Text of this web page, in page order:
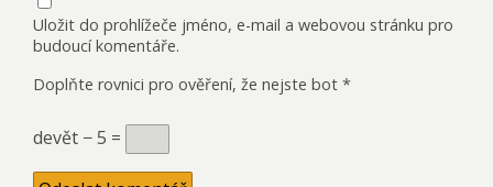
Uložit do prohlížeče jméno, e-mail a webovou stránku pro
budoucí komentáře.
Doplňte rovnici pro ověření, že nejste bot *
devět − 5 =